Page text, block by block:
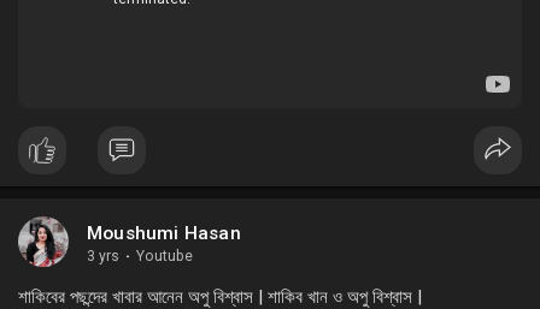
Moushumi Hasan
3 yrs · Youtube
শাকিবের পছন্দের খাবার আনেন অপু বিশ্বাস | শাকিব খান ও অপু বিশ্বাস |